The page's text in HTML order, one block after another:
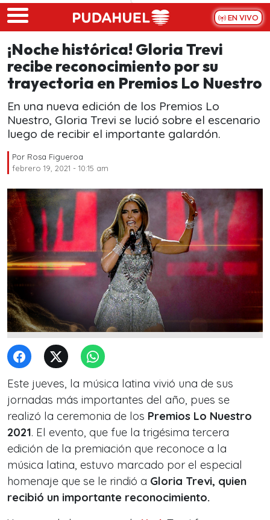
Skip to main content
EN VIVO
¡Noche histórica! Gloria Trevi
recibe reconocimiento por su
trayectoria en Premios Lo Nuestro
En una nueva edición de los Premios Lo
Nuestro, Gloria Trevi se lució sobre el escenario
luego de recibir el importante galardón.
Por Rosa Figueroa
febrero 19, 2021 - 10:15 am
Este jueves, la música latina vivió una de sus
jornadas más importantes del año, pues se
realizó la ceremonia de los Premios Lo Nuestro
2021. El evento, que fue la trigésima tercera
edición de la premiación que reconoce a la
música latina, estuvo marcado por el especial
homenaje que se le rindió a Gloria Trevi, quien
recibió un importante reconocimiento.